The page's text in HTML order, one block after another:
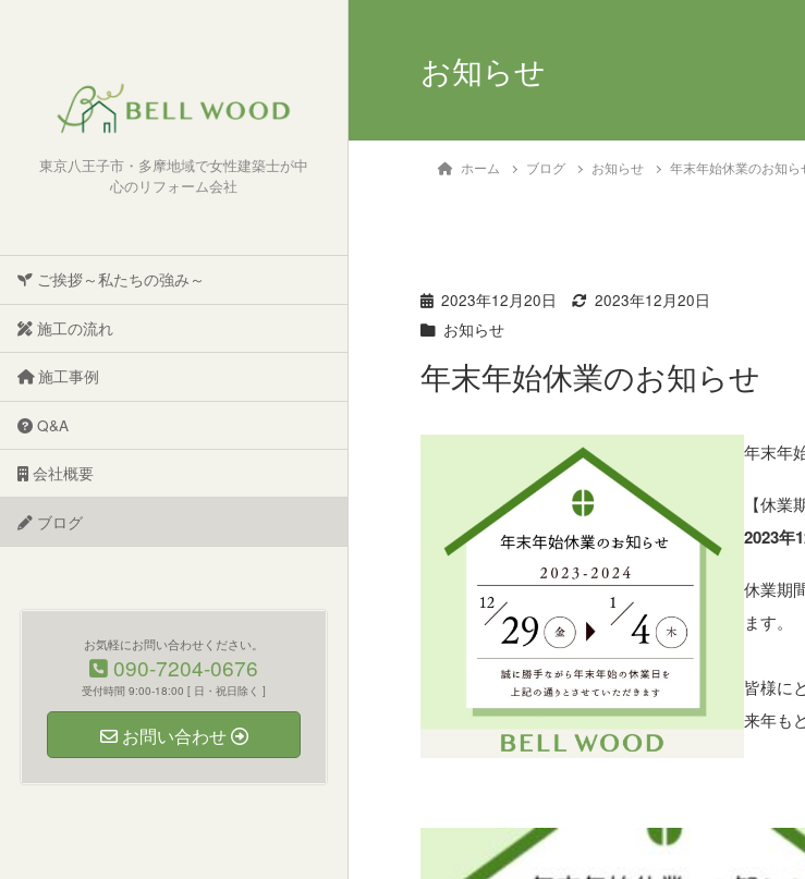
東京八王子市・多摩地域で女性建築士が中
心のリフォーム会社
ご挨拶～私たちの強み～
施工の流れ
施工事例
Q&A
会社概要
ブログ
お気軽にお問い合わせください。
090-7204-0676
受付時間 9:00-18:00 [ 日・祝日除く ]
お問い合わせ
お知らせ
ホーム ブログ お知らせ 年末年始休業のお知ら
2023年12月20日
2023年12月20日
お知らせ
年末年始休業のお知らせ
年末年
【休業
2023年
休業期
ます。
皆様に
来年も